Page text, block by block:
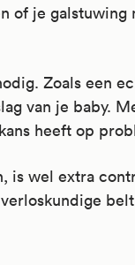
of je galstuwing
Zoals een
van je baby.
heeft op
is wel extra